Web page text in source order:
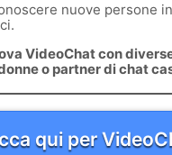
nuove persone
VideoChat con
o partner di chat
qui per